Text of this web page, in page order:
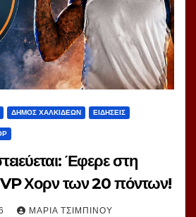
ΔΗΜΟΣ ΧΑΛΚΙΔΕΩΝ ΕΙΔΗΣΕΙΣ
Έφερε στη
Χορν των 20 πόντων!
ΜΑΡΊΑ ΤΣΙΜΠΙΝΟΎ